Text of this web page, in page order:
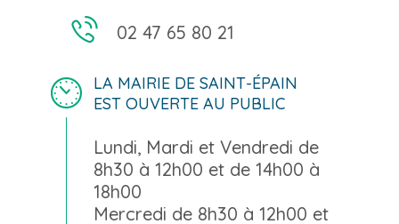
02 47 65 80 21
LA MAIRIE DE SAINT-ÉPAIN
EST OUVERTE AU PUBLIC
Lundi, Mardi et Vendredi de
8h30 à 12h00 et de 14h00 à
18h00
Mercredi de 8h30 à 12h00 et